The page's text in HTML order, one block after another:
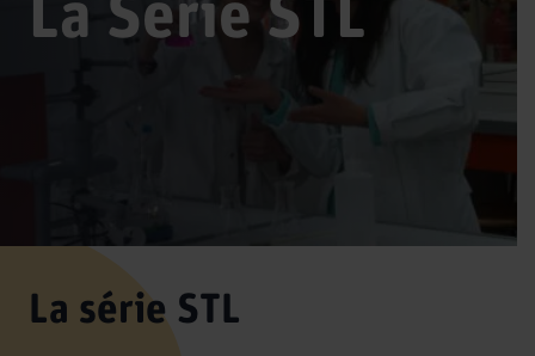
La Série STL
La série STL